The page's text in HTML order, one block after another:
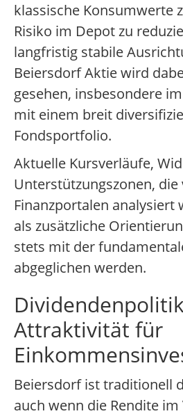
klassische Konsumwerte
Risiko im Depot zu
langfristig stabile
Beiersdorf Aktie wird
gesehen, insbesondere
mit einem breit
Fondsportfolio.
Aktuelle Kursverläufe,
Unterstützungszonen,
Finanzportalen analysiert
als zusätzliche
stets mit der
abgeglichen werden.
Attraktivität für
Beiersdorf ist traditionell
auch wenn die Rendite im